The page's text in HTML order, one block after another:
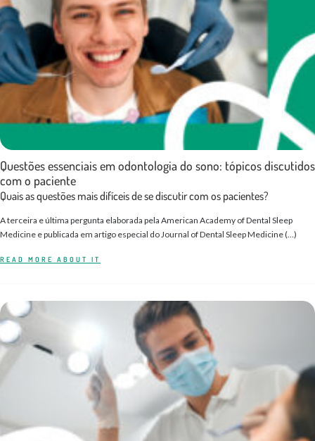
Questões essenciais em odontologia do sono: tópicos discutidos
com o paciente
Quais as questões mais difíceis de se discutir com os pacientes?
A terceira e última pergunta elaborada pela American Academy of Dental Sleep
Medicine e publicada em artigo especial do Journal of Dental Sleep Medicine (…)
READ MORE ABOUT IT